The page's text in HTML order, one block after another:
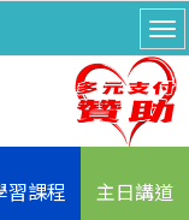
習課程 主日講道